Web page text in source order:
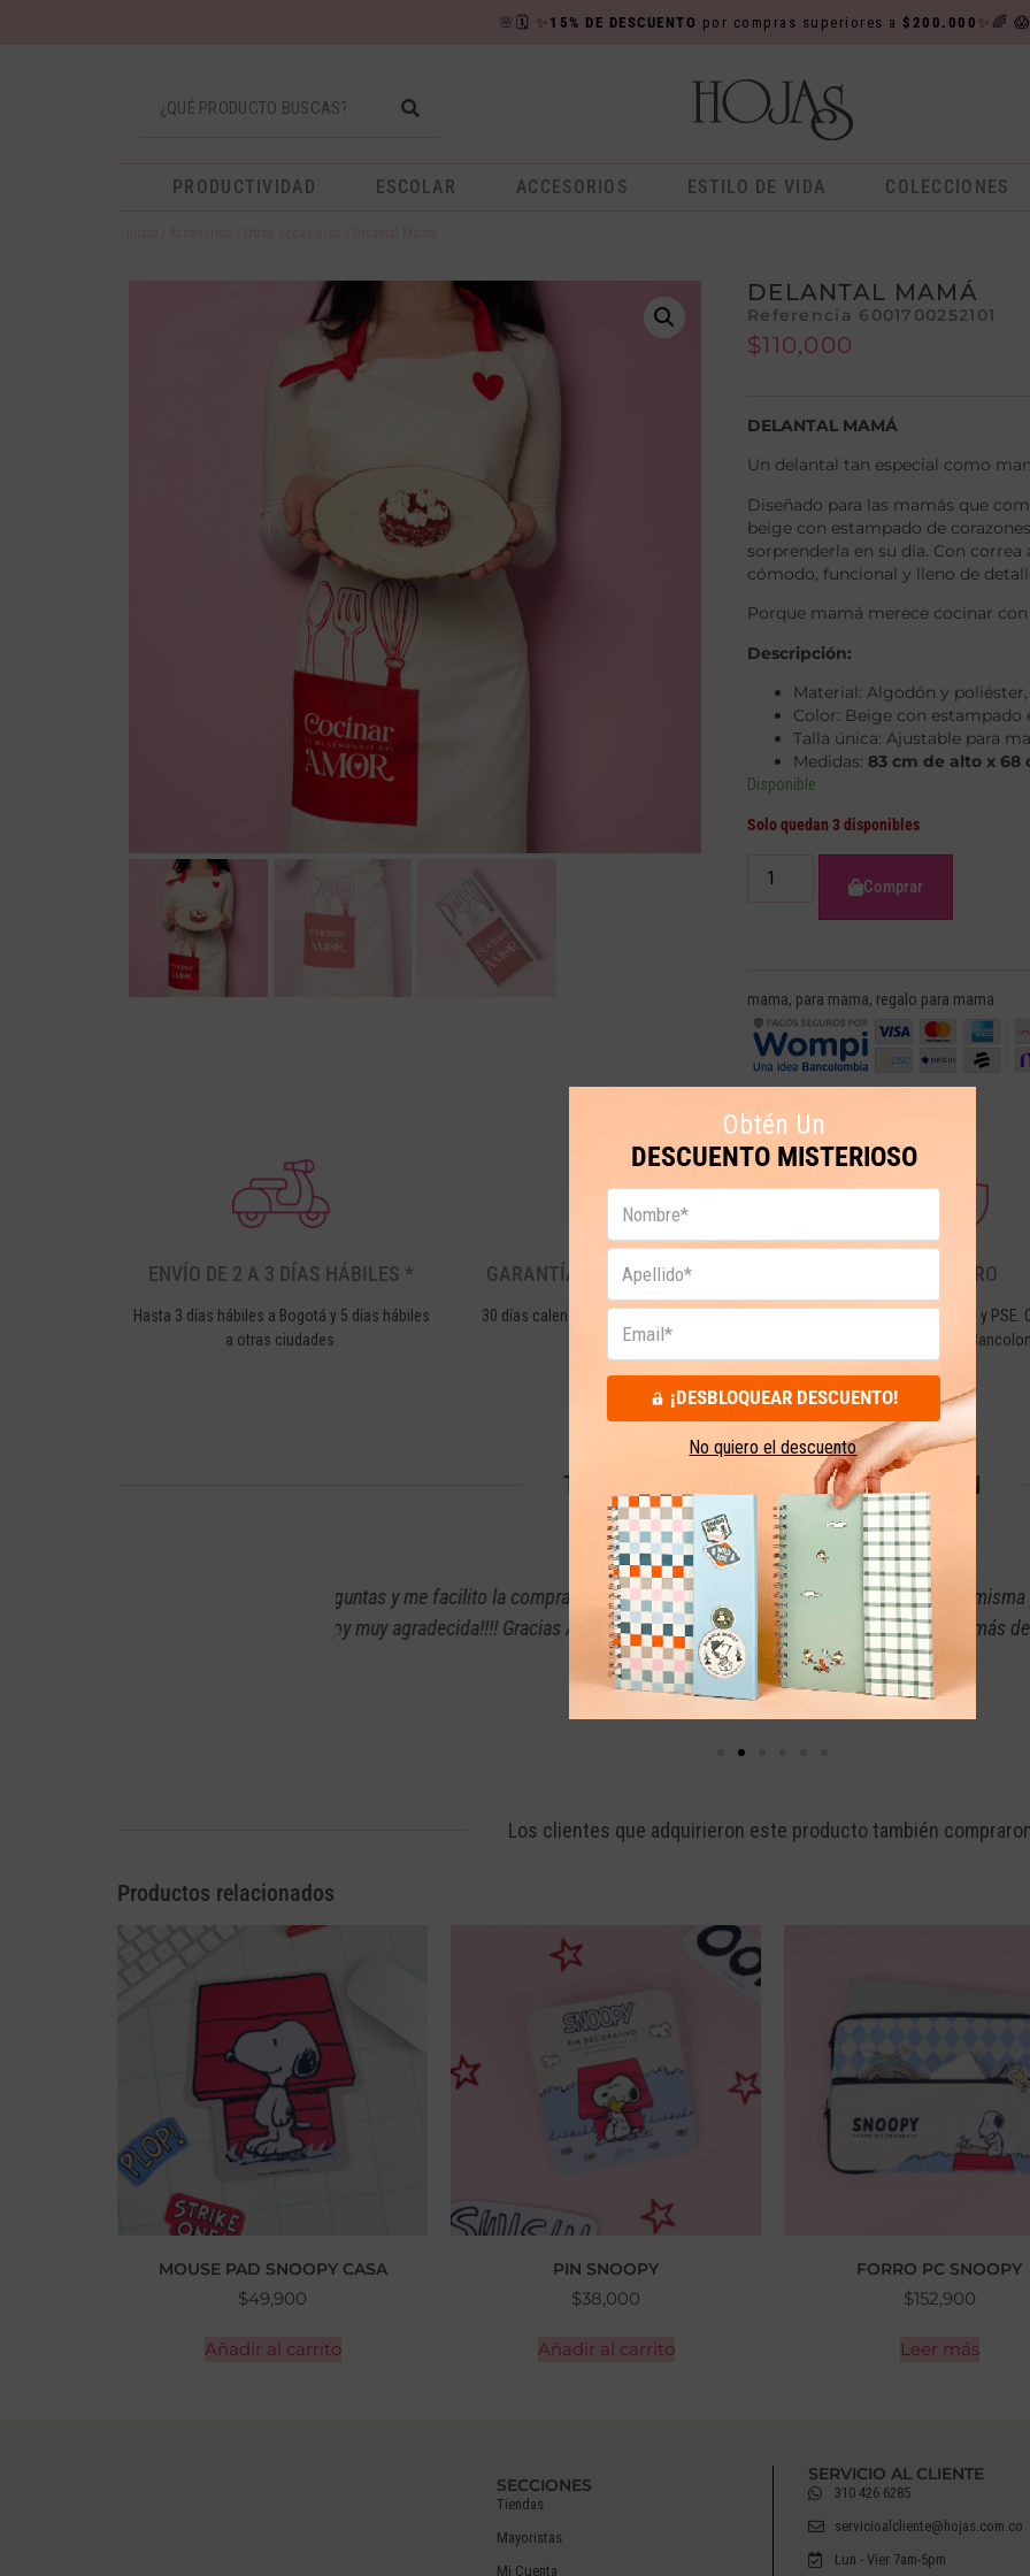
🌸 🗓️ ✨ 15% DE DESCUENTO por compras superiores a$200.000 ✨🌈
PRODUCTIVIDAD ESCOLAR ACCESORIOS ESTILO DE VIDA COLECCIONES
DELANTAL MAMÁ
Referencia 6001700252101
$110,000
DELANTAL MAMÁ
Un delantal tan especial como
Diseñado para las mamás que
beige con estampado de
sorprenderla en su día. Con
cómodo, funcional y lleno de
Porque mamá merece cocinar
Descripción:
Material: Algodón y
Color: Beige con estampado
Talla única: Ajustable para
Medidas: 83 cm de alto x 68
Disponible
Solo quedan 3 disponibles
Comprar
mama, para mama, regalo para mama
ENVÍO DE 2 A 3 DÍAS HÁBILES *
Hasta 3 días hábiles a Bogotá y 5 días hábiles
a otras ciudades.
GARANTÍA Y DEVOLUCIONES
30 días calendario desde la fecha de tu
compra.
PAGO SEGURO
Tarjetas de crédito, débito y PSE.
seguridad de Wompi de
TESTIMONIOS QUE NOS ENORGULLECEN
Anteriormente había comprado en la misma página y tenía la confianza y seguridad
bien y en excelente calidad, además de que los productos que manejan me
Lina Pasquel
Los clientes que adquirieron este producto también
Productos relacionados
MOUSE PAD SNOOPY CASA
$49,900
Añadir al carrito
PIN SNOOPY
$38,000
Añadir al carrito
FORRO PC SNOOPY
$152,900
Leer más
SECCIONES
Tiendas
Mayoristas
Mi Cuenta
SERVICIO AL CLIENTE
310 426 6285
servicioalcliente@hojas.com.co
Lun - Vier 7am-5pm
¡DESBLOQUEAR DESCUENTO!
No quiero el descuento
Obtén Un
DESCUENTO MISTERIOSO